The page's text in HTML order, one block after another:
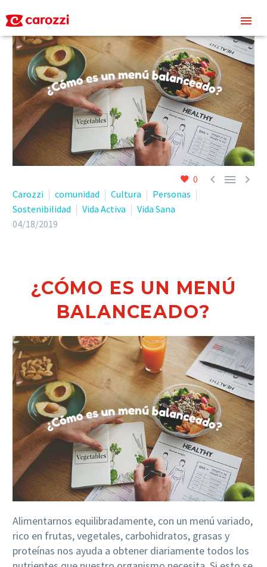
0   
Carozzi comunidad Cultura
Personas
Sostenibilidad
Vida Activa
Vida Sana
04/18/2019
¿CÓMO ES UN MENÚ
BALANCEADO?
Alimentarnos equilibradamente, con un menú variado,
rico en frutas, vegetales, carbohidratos, grasas y
proteínas nos ayuda a obtener diariamente todos los